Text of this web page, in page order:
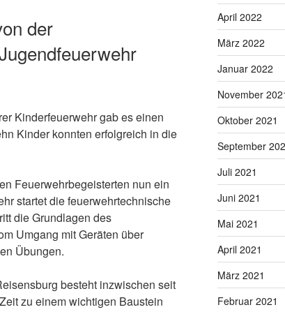
der
Kinderfeuerwehr gab es einen
Kinder konnten erfolgreich in die
Feuerwehrbegeisterten nun ein
startet die feuerwehrtechnische
die Grundlagen des
Umgang mit Geräten über
Übungen.
besteht inzwischen seit
zu einem wichtigen Baustein
April 2022
März 2022
Januar 2022
November
Oktober 2021
September
Juli 2021
Juni 2021
Mai 2021
April 2021
März 2021
Februar 2021